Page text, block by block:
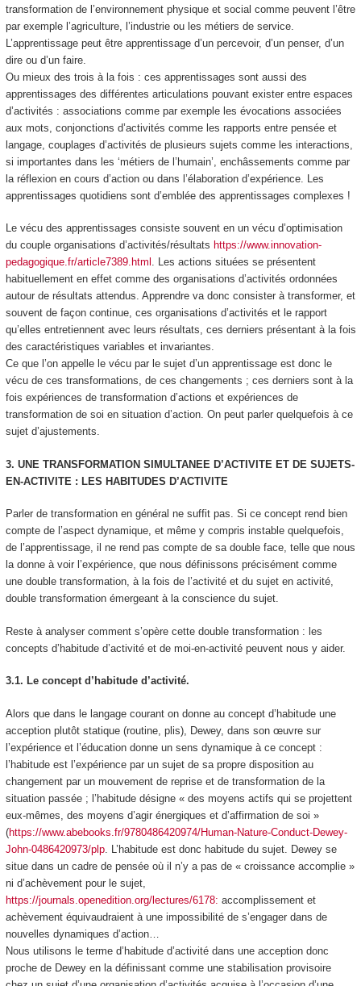
transformation de l’environnement physique et social comme peuvent l’être
par exemple l’agriculture, l’industrie ou les métiers de service.
L’apprentissage peut être apprentissage d’un percevoir, d’un penser, d’un
dire ou d’un faire.
Ou mieux des trois à la fois : ces apprentissages sont aussi des
apprentissages des différentes articulations pouvant exister entre espaces
d’activités : associations comme par exemple les évocations associées
aux mots, conjonctions d’activités comme les rapports entre pensée et
langage, couplages d’activités de plusieurs sujets comme les interactions,
si importantes dans les ‘métiers de l’humain’, enchâssements comme par
la réflexion en cours d’action ou dans l’élaboration d’expérience. Les
apprentissages quotidiens sont d’emblée des apprentissages complexes !
Le vécu des apprentissages consiste souvent en un vécu d’optimisation
du couple organisations d’activités/résultats https://www.innovation-
pedagogique.fr/article7389.html . Les actions situées se présentent
habituellement en effet comme des organisations d’activités ordonnées
autour de résultats attendus. Apprendre va donc consister à transformer, et
souvent de façon continue, ces organisations d’activités et le rapport
qu’elles entretiennent avec leurs résultats, ces derniers présentant à la fois
des caractéristiques variables et invariantes.
Ce que l’on appelle le vécu par le sujet d’un apprentissage est donc le
vécu de ces transformations, de ces changements ; ces derniers sont à la
fois expériences de transformation d’actions et expériences de
transformation de soi en situation d’action. On peut parler quelquefois à ce
sujet d’ajustements.
3. UNE TRANSFORMATION SIMULTANEE D’ACTIVITE ET DE SUJETS-
EN-ACTIVITE : LES HABITUDES D’ACTIVITE
Parler de transformation en général ne suffit pas. Si ce concept rend bien
compte de l’aspect dynamique, et même y compris instable quelquefois,
de l’apprentissage, il ne rend pas compte de sa double face, telle que nous
la donne à voir l’expérience, que nous définissons précisément comme
une double transformation, à la fois de l’activité et du sujet en activité,
double transformation émergeant à la conscience du sujet.
Reste à analyser comment s’opère cette double transformation : les
concepts d’habitude d’activitéet de moi-en-activitépeuvent nous y aider.
3.1. Le concept d’habitude d’activité.
Alors que dans le langage courant on donne au concept d’habitude une
acception plutôt statique (routine, plis), Dewey, dans son œuvre sur
l’expérience et l’éducation donne un sens dynamiqueà ce concept :
l’habitude est l’expérience par un sujet de sa propre disposition au
changement par un mouvement de reprise et de transformation de la
situation passée; l’habitude désigne « des moyens actifs qui se projettent
eux-mêmes, des moyens d’agir énergiques et d’affirmation de soi »
(https://www.abebooks.fr/9780486420974/Human-Nature-Conduct-Dewey-
John-0486420973/plp. L’habitude est donc habitude du sujet. Dewey se
situe dans un cadre de pensée où il n’y a pas de « croissance accomplie »
ni d’achèvement pour le sujet,
https://journals.openedition.org/lectures/6178: accomplissement et
achèvement équivaudraient à une impossibilité de s’engager dans de
nouvelles dynamiques d’action…
Nous utilisons le terme d’ habitude d’activitédans une acception donc
proche de Dewey en la définissant comme une stabilisation provisoire